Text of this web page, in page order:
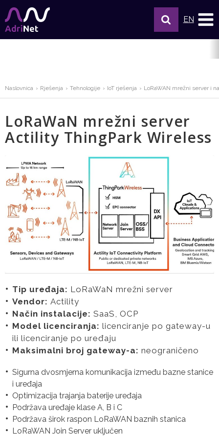
EN
Naslovnica Rješenja Tehnologije IoT rješenja LoRaWAN mrežni server i
LoRaWaN mrežni server
Actility ThingPark Wireless
Tip uređaja: LoRaWaN mrežni server
Vendor: Actility
Način instalacije: SaaS, OCP
Model licenciranja: licenciranje po gateway-u
ili licenciranje po uređaju
Maksimalni broj gateway-a: neograničeno
Sigurna dvosmjerna komunikacija između bazne stanice
i uređaja
Optimizacija trajanja baterije uređaja
Podržava uređaje klase A, B i C
Podržava širok raspon LoRaWAN baznih stanica
LoRaWAN Join Server uključen